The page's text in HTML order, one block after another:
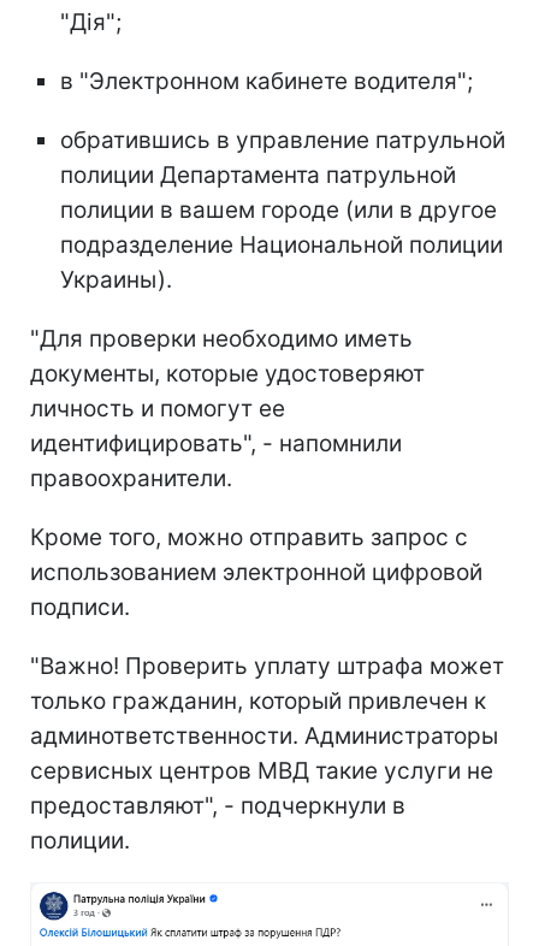
"Дія";
в "Электронном кабинете водителя";
обратившись в управление патрульной
полиции Департамента патрульной
полиции в вашем городе (или в другое
подразделение Национальной полиции
Украины).
"Для проверки необходимо иметь
документы, которые удостоверяют
личность и помогут ее
идентифицировать", - напомнили
правоохранители.
Кроме того, можно отправить запрос с
использованием электронной цифровой
подписи.
"Важно! Проверить уплату штрафа может
только гражданин, который привлечен к
админответственности. Администраторы
сервисных центров МВД такие услуги не
предоставляют", - подчеркнули в
полиции.